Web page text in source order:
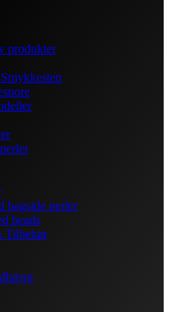
produkter
bagside perler
beads
Tilbehør